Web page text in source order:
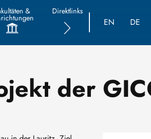
& Direktlinks
EN DE
der